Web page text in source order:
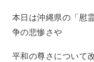
本日は沖縄県の「慰
争の悲惨さや
平和の尊さについて